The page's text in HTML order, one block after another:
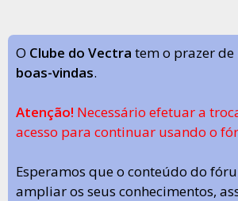
O Clube do Vectra tem o prazer de
boas-vindas.
Atenção! Necessário efetuar a
acesso para continuar usando o
Esperamos que o conteúdo do
ampliar os seus conhecimentos,